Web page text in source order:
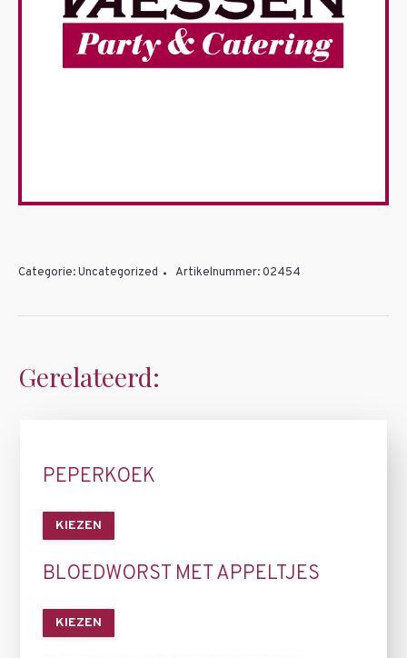
Categorie:Uncategorized Artikelnummer:02454
Gerelateerd:
PEPERKOEK
KIEZEN
BLOEDWORST MET APPELTJES
KIEZEN